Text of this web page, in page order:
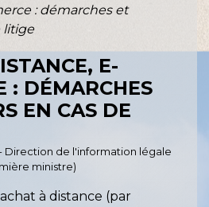
: démarches et
litige
E-
: DÉMARCHES
EN CAS DE
- Direction de l'information légale
ministre)
à distance (par